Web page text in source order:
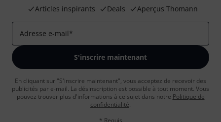
Articles inspirants
Deals Aperçus Thomann
Adresse e-mail*
S'inscrire maintenant
En cliquant sur "S'inscrire maintenant", vous acceptez de recevoir des
publicités par e-mail. La désinscription est possible à tout moment. Vous
pouvez trouver plus d'informations à ce sujet dans notre Politique de
confidentialité.
* Requis